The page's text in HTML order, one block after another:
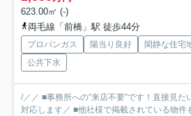
623.00㎡ (-)
両毛線「前橋」駅 徒歩44分
プロパンガス 陽当り良好 閑静な住宅
公共下水
/／／ ■事務所への”来店不要”です！直接見
対応します／ ■他社様で掲載されている物件